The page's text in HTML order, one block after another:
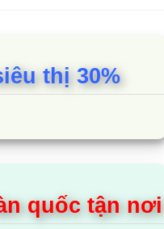
mini 1
2.
Tủ lạnh
thị 30%
quốc tận nơi